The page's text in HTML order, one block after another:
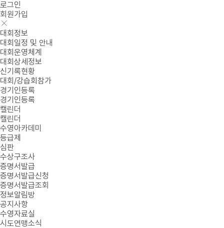
로그인
회원가입
대회정보
대회일정 및 안내
대회운영체계
대회상세정보
신기록현황
대회/강습회참가
경기인등록
경기인등록
캘린더
캘린더
수영아카데미
등급제
심판
수상구조사
증명서발급
증명서발급신청
증명서발급조회
정보알림방
공지사항
수영자료실
시도연맹소식